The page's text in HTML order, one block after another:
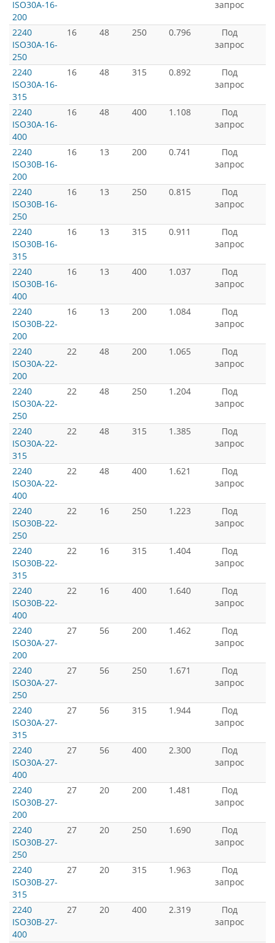
ISO30A-16-
200
запрос
2240
ISO30A-16-
250
16 48 250 0.796
Под
запрос
2240
ISO30A-16-
315
16 48 315 0.892
Под
запрос
2240
ISO30A-16-
400
16 48 400 1.108
Под
запрос
2240
ISO30B-16-
200
16 13 200 0.741
Под
запрос
2240
ISO30B-16-
250
16 13 250 0.815
Под
запрос
2240
ISO30B-16-
315
16 13 315 0.911
Под
запрос
2240
ISO30B-16-
400
16 13 400 1.037
Под
запрос
2240
ISO30B-22-
200
16 13 200 1.084
Под
запрос
2240
ISO30A-22-
200
22 48 200 1.065
Под
запрос
2240
ISO30A-22-
250
22 48 250 1.204
Под
запрос
2240
ISO30A-22-
315
22 48 315 1.385
Под
запрос
2240
ISO30A-22-
400
22 48 400 1.621
Под
запрос
2240
ISO30B-22-
250
22 16 250 1.223
Под
запрос
2240
ISO30B-22-
315
22 16 315 1.404
Под
запрос
2240
ISO30B-22-
400
22 16 400 1.640
Под
запрос
2240
ISO30A-27-
200
27 56 200 1.462
Под
запрос
2240
ISO30A-27-
250
27 56 250 1.671
Под
запрос
2240
ISO30A-27-
315
27 56 315 1.944
Под
запрос
2240
ISO30A-27-
400
27 56 400 2.300
Под
запрос
2240
ISO30B-27-
200
27 20 200 1.481
Под
запрос
2240
ISO30B-27-
250
27 20 250 1.690
Под
запрос
2240
ISO30B-27-
315
27 20 315 1.963
Под
запрос
2240
ISO30B-27-
400
27 20 400 2.319
Под
запрос